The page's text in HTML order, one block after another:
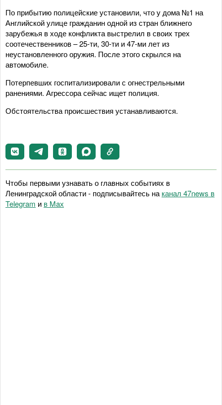
По прибытию полицейские установили, что у дома №1 на
Английской улице гражданин одной из стран ближнего
зарубежья в ходе конфликта выстрелил в своих трех
соотечественников – 25-ти, 30-ти и 47-ми лет из
неустановленного оружия. После этого скрылся на
автомобиле.
Потерпевших госпитализировали с огнестрельными
ранениями. Агрессора сейчас ищет полиция.
Обстоятельства происшествия устанавливаются.
Чтобы первыми узнавать о главных событиях в
Ленинградской области - подписывайтесь на канал 47news в
Telegram и в Maх